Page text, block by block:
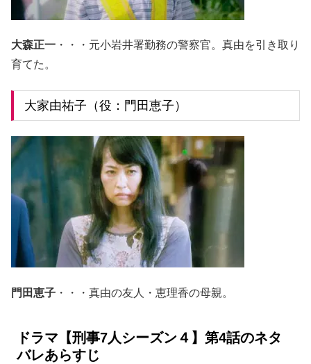
大森正一 ・・・元小岩井署勤務の警察官。真由を引き取り
育てた。
大家由祐子（役：門田恵子）
門田恵子 ・・・真由の友人・恵理香の母親。
ドラマ【刑事7人シーズン４】第4話のネタ
バレあらすじ